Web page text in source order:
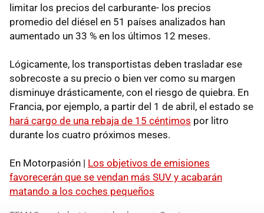
limitar los precios del carburante- los precios
promedio del diésel en 51 países analizados han
aumentado un 33 % en los últimos 12 meses.
Lógicamente, los transportistas deben trasladar ese
sobrecoste a su precio o bien ver como su margen
disminuye drásticamente, con el riesgo de quiebra. En
Francia, por ejemplo, a partir del 1 de abril, el estado se
hará cargo de una rebaja de 15 céntimos por litro
durante los cuatro próximos meses.
En Motorpasión | Los objetivos de emisiones
favorecerán que se vendan más SUV y acabarán
matando a los coches pequeños